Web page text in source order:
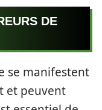
DE
se manifestent
et peuvent